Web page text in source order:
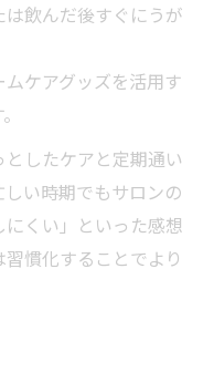
飲んだ後すぐにうが
ケアグッズを活用す
したケアと定期通い
い時期でもサロンの
くい」といった感想
慣化することでより